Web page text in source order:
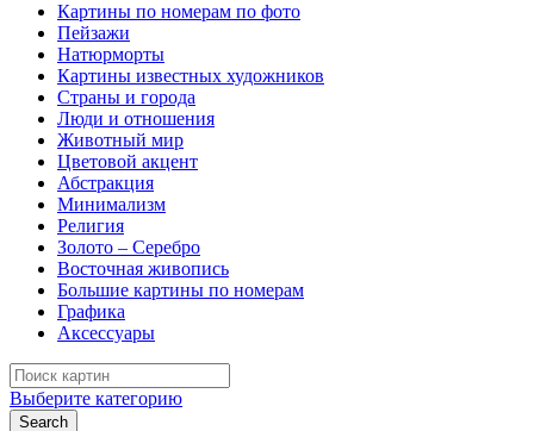
Картины по номерам по фото
Пейзажи
Натюрморты
Картины известных художников
Страны и города
Люди и отношения
Животный мир
Цветовой акцент
Абстракция
Минимализм
Религия
Золото – Серебро
Восточная живопись
Большие картины по номерам
Графика
Аксессуары
Search
for:
Выберите категорию
Search